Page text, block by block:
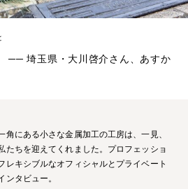
── 埼玉県・大川啓介さん、あすか
角にある小さな金属加工の工房は、一見、
たちを迎えてくれました。プロフェッショ
レキシブルなオフィシャルとプライベート
ンタビュー。